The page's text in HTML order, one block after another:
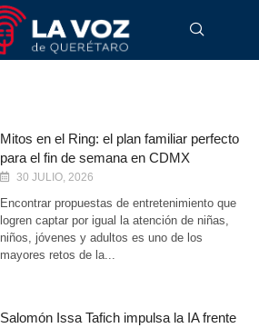
Mitos en el Ring: el plan familiar perfecto
para el fin de semana en CDMX
30 JULIO, 2026
Encontrar propuestas de entretenimiento que
logren captar por igual la atención de niñas,
niños, jóvenes y adultos es uno de los
mayores retos de la...
Salomón Issa Tafich impulsa la IA frente